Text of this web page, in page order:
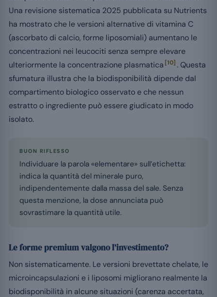
Una revisione sistematica 2025 pubblicata su Nutrients
ha mostrato che le versioni alternative di vitamina C
(ascorbato di calcio, forme liposomiali) aumentano le
concentrazioni nei leucociti senza sempre elevare
ulteriormente la concentrazione plasmatica [10] . Questa
sfumatura illustra che la biodisponibilità dipende dal
compartimento biologico osservato e che nessun
estratto o ingrediente può essere giudicato in modo
isolato.
BUON RIFLESSO
Individuare la parola «elementare» sull’etichetta:
indica la quantità del minerale puro,
indipendentemente dalla massa del sale. Senza
questa menzione, la dose annunciata può
sovrastimare la quantità utile.
Le forme premium valgono l’investimento?
Non sistematicamente. Le versioni brevettate chelate, le
microincapsulazioni e i liposomi migliorano realmente la
biodisponibilità in alcune situazioni (carenza accertata,